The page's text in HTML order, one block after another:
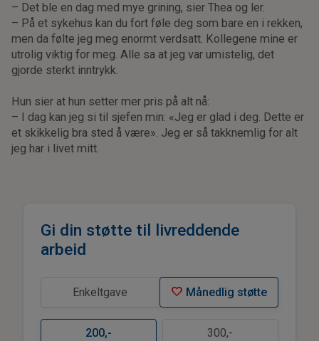
– Det ble en dag med mye grining, sier Thea og ler.
– På et sykehus kan du fort føle deg som bare en i rekken,
men da følte jeg meg enormt verdsatt. Kollegene mine er
utrolig viktig for meg. Alle sa at jeg var umistelig, det
gjorde sterkt inntrykk.
Hun sier at hun setter mer pris på alt nå:
– I dag kan jeg si til sjefen min: «Jeg er glad i deg. Dette er
et skikkelig bra sted å være». Jeg er så takknemlig for alt
jeg har i livet mitt.
Gi din støtte til livreddende
arbeid
Enkeltgave favorite Månedlig støtte
200,- 300,-